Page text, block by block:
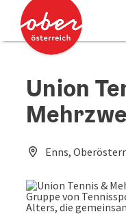
Zum Inhalt
Zum Seitenanfang
Union
Enns,